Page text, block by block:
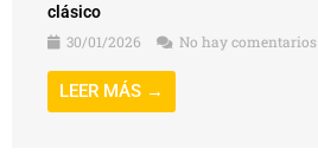
clásico
30/01/2026
No hay comentarios
LEER MÁS →